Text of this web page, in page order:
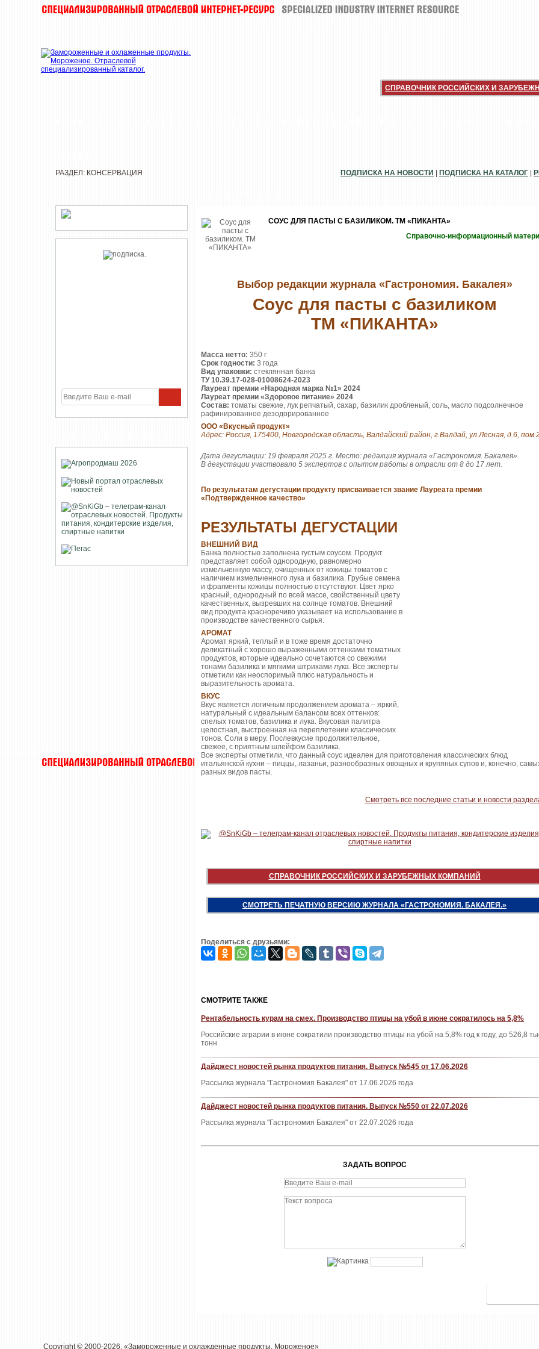
СПРАВОЧНИК РОССИЙСКИХ И
РАЗДЕЛ: КОНСЕРВАЦИЯ ПОДПИСКА НА НОВОСТИ ПОДПИСКА НА КАТАЛОГ
СОУС ДЛЯ ПАСТЫ С БАЗИЛИКОМ. ТМ «ПИКАНТА»
Справочно-информационный
Выбор редакции журнала «Гастрономия. Бакалея»
Соус для пасты с базиликом
ТМ «ПИКАНТА»
Масса нетто: 350 г
Срок годности: 3 года
Вид упаковки: стеклянная банка
ТУ 10.39.17-028-01008624-2023
Лауреат премии «Народная марка №1» 2024
Лауреат премии «Здоровое питание» 2024
Состав: томаты свежие, лук репчатый, сахар, базилик дробленый, соль, масло подсолнечное
рафинированное дезодорированное
ООО «Вкусный продукт»
Адрес: Россия, 175400, Новгородская область, Валдайский район, г.Валдай, ул.Лесная, д.6,
Дата дегустации: 19 февраля 2025 г. Место: редакция журнала «Гастрономия. Бакалея».
В дегустации участвовало 5 экспертов с опытом работы в отрасли от 8 до 17 лет.
По результатам дегустации продукту присваивается звание Лауреата премии
«Подтвержденное качество»
РЕЗУЛЬТАТЫ ДЕГУСТАЦИИ
ВНЕШНИЙ ВИД
Банка полностью заполнена густым соусом. Продукт
представляет собой однородную, равномерно
измельченную массу, очищенных от кожицы томатов с
наличием измельченного лука и базилика. Грубые семена
и фрагменты кожицы полностью отсутствуют. Цвет ярко
красный, однородный по всей массе, свойственный цвету
качественных, вызревших на солнце томатов. Внешний
вид продукта красноречиво указывает на использование в
производстве качественного сырья.
АРОМАТ
Аромат яркий, теплый и в тоже время достаточно
деликатный с хорошо выраженными оттенками томатных
продуктов, которые идеально сочетаются со свежими
тонами базилика и мягкими штрихами лука. Все эксперты
отметили как неоспоримый плюс натуральность и
выразительность аромата.
ВКУС
Вкус является логичным продолжением аромата – яркий,
натуральный с идеальным балансом всех оттенков:
спелых томатов, базилика и лука. Вкусовая палитра
целостная, выстроенная на переплетении классических
тонов. Соли в меру. Послевкусие продолжительное,
свежее, с приятным шлейфом базилика.
Все эксперты отметили, что данный соус идеален для приготовления классических блюд
итальянской кухни – пиццы, лазаньи, разнообразных овощных и крупяных супов и, конечно,
разных видов пасты.
Смотреть все последние статьи и новости
СПРАВОЧНИК РОССИЙСКИХ И ЗАРУБЕЖНЫХ КОМПАНИЙ
СМОТРЕТЬ ПЕЧАТНУЮ ВЕРСИЮ ЖУРНАЛА «ГАСТРОНОМИЯ. БАКАЛЕЯ.»
Поделиться с друзьями:
CМОТРИТЕ ТАКЖЕ
Рентабельность курам на смех. Производство птицы на убой в июне сократилось на 5,8%
Российские аграрии в июне сократили производство птицы на убой на 5,8% год к году, до 526,8
тонн
Дайджест новостей рынка продуктов питания. Выпуск №545 от 17.06.2026
Рассылка журнала "Гастрономия Бакалея" от 17.06.2026 года
Дайджест новостей рынка продуктов питания. Выпуск №550 от 22.07.2026
Рассылка журнала "Гастрономия Бакалея" от 22.07.2026 года
ЗАДАТЬ ВОПРОС
Copyright © 2000-2026. «Замороженные и охлажденные продукты. Мороженое»